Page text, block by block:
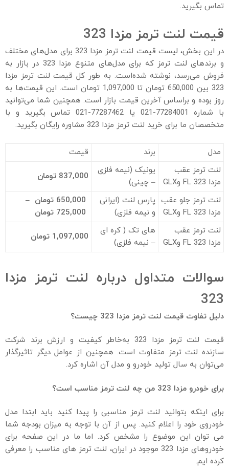
تماس بگیرید.
قیمت لنت ترمز مزدا 323
در این بخش، لیست قیمت لنت ترمز مزدا 323 برای مدل‌های مختلف
و برندهای لنت ترمز که برای مدل‌های متنوع مزدا 323 در بازار به
فروش می‌رسد، نوشته شده‌است. به طور کل قیمت لنت ترمز مزدا
323 بین 650,000 تومان تا 1,097,000 تومان است. این قیمت‌ها به
روز بوده و براساس آخرین قیمت بازار است. همچنین شما می‌توانید
با شماره 77284001-021 یا 77287462-021 تماس بگیرید و با
متخصصان ما برای خرید لنت ترمز مزدا 323 مشاوره رایگان بگیرید.
مدل برند
قیمت
لنت ترمز عقب
مزدا 323 FL وGLX
یونیک (نیمه فلزی
– چینی)
837,000 تومان
لنت ترمز جلو عقب
مزدا 323 FL وGLX
پارس لنت (ایرانی
و نیمه فلزی)
650,000 تومان –
725,000 تومان
لنت ترمز عقب
مزدا 323 FL وGLX
های تک ( کره ای
– نیمه فلزی)
1,097,000 تومان
سوالات متداول درباره لنت ترمز مزدا
323
دلیل تفاوت قیمت لنت ترمز مزدا 323 چیست؟
قیمت لنت ترمز مزدا 323 به‌خاطر کیفیت و ارزش برند شرکت
سازنده لنت ترمز متفاوت است. همچنین از عوامل دیگر تاثیر‌گذار
می‌توان به سال تولید خودرو و مدل آن اشاره کرد.
برای خودرو مزدا 323 من چه لنت ترمز مناسب است؟
برای اینکه بتوانید لنت ترمز مناسبی را پیدا کنید باید ابتدا مدل
خودروی خود را اعلام کنید. پس از آن با توجه به میزان بودجه شما
می توان این موضوع را مشخص کرد. اما ما در این صفحه برای
خودروهای مزدا 323 موجود در ایران، لنت ترمز های مناسب را معرفی
کرده ایم.